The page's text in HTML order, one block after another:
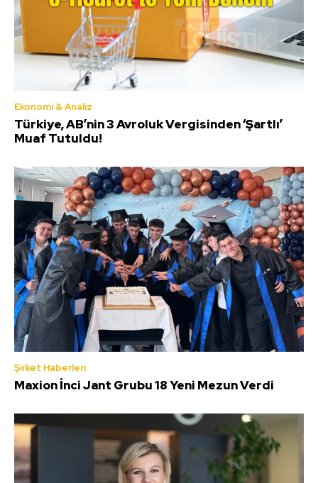
Ekonomi & Analiz
Türkiye, AB’nin 3 Avroluk Vergisinden ‘Şartlı’
Muaf Tutuldu!
Şirket Haberleri
Maxion İnci Jant Grubu 18 Yeni Mezun Verdi